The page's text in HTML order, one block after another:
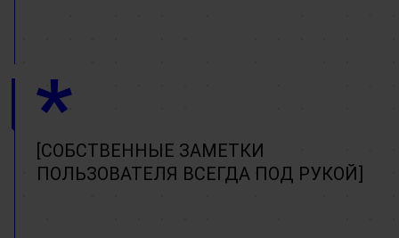
СОБСТВЕННЫЕ ЗАМЕТКИ
ПОЛЬЗОВАТЕЛЯ ВСЕГДА ПОД РУКОЙ